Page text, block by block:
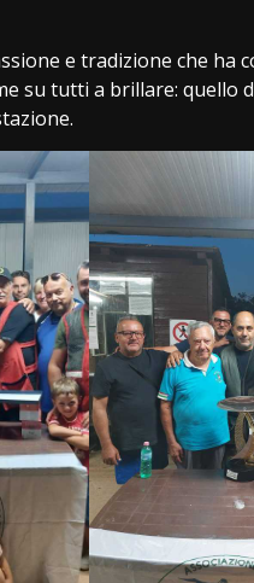
e tradizione che ha
su tutti a brillare: